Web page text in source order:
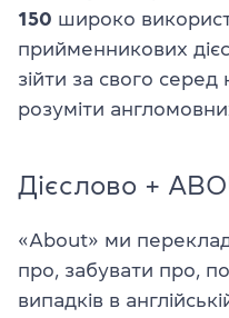
150 широко
прийменникових
зійти за свого
розуміти
Дієслово +
«About» ми
про, забувати про,
випадків в